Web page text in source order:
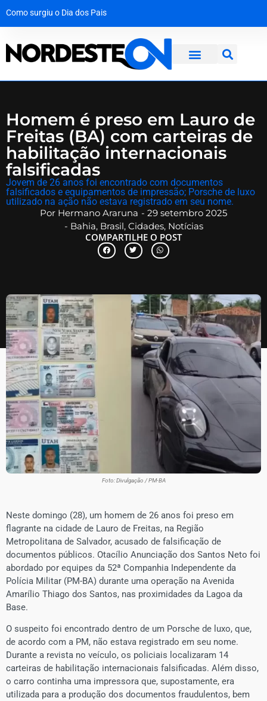
Como surgiu o Dia dos Pais
Homem é preso em Lauro de
Freitas (BA) com carteiras de
habilitação internacionais
falsificadas
Jovem de 26 anos foi encontrado com documentos
falsificados e equipamentos de impressão; Porsche de luxo
utilizado na ação não estava registrado em seu nome.
Por Hermano Araruna - 29 setembro 2025
- Bahia, Brasil, Cidades, Notícias
COMPARTILHE O POST
Foto: Divulgação / PM-BA
Neste domingo (28), um homem de 26 anos foi preso em
flagrante na cidade de Lauro de Freitas, na Região
Metropolitana de Salvador, acusado de falsificação de
documentos públicos. Otacílio Anunciação dos Santos Neto foi
abordado por equipes da 52ª Companhia Independente da
Polícia Militar (PM-BA) durante uma operação na Avenida
Amarílio Thiago dos Santos, nas proximidades da Lagoa da
Base.
O suspeito foi encontrado dentro de um Porsche de luxo, que,
de acordo com a PM, não estava registrado em seu nome.
Durante a revista no veículo, os policiais localizaram 14
carteiras de habilitação internacionais falsificadas. Além disso,
o carro continha uma impressora que, supostamente, era
utilizada para a produção dos documentos fraudulentos, bem